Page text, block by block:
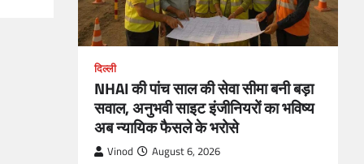
दिल्ली
NHAI की पांच साल की सेवा सीमा बनी बड़ा
सवाल, अनुभवी साइट इंजीनियरों का भविष्य
अब न्यायिक फैसले के भरोसे
Vinod August 6, 2026